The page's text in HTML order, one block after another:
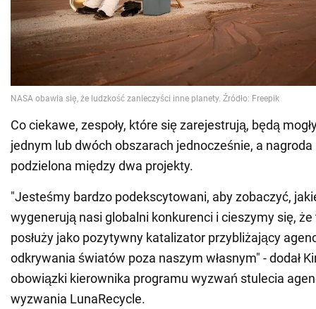
Co ciekawe, zespoły, które się zarejestrują, będą
jednym lub dwóch obszarach jednocześnie, a
podzielona między dwa projekty.
"Jesteśmy bardzo podekscytowani, aby zobaczyć,
wygenerują nasi globalni konkurenci i cieszymy się,
posłuży jako pozytywny katalizator przybliżający
odkrywania światów poza naszym własnym" - dodał
obowiązki kierownika programu wyzwań stulecia
wyzwania LunaRecycle.